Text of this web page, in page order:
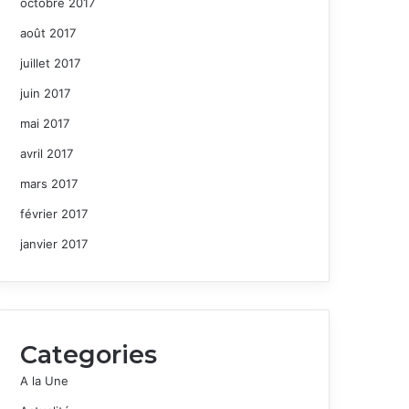
août 2017
juillet 2017
juin 2017
mai 2017
avril 2017
mars 2017
février 2017
janvier 2017
Categories
A la Une